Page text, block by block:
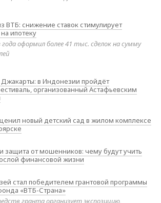
ВТБ: снижение ставок стимулирует
ипотеку
оформил более 41 тыс. сделок на сумму
в Индонезии пройдёт
организованный Астафьевским
новый детский сад в жилом комплексе
защита от мошенников: чему будут учить
финансовой жизни
стал победителем грантовой программы
«ВТБ-Страна»
гранта организует экспозицию,